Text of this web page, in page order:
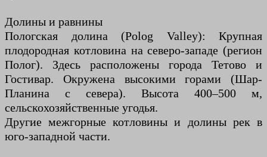
Долины и равнины
Пологская долина (Polog Valley): Крупная
плодородная котловина на северо-западе (регион
Полог). Здесь расположены города Тетово и
Гостивар. Окружена высокими горами (Шар-
Планина с севера). Высота 400–500 м,
сельскохозяйственные угодья.
Другие межгорные котловины и долины рек в
юго-западной части.